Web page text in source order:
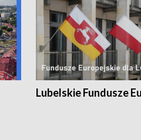
Lubelskie Fundusze